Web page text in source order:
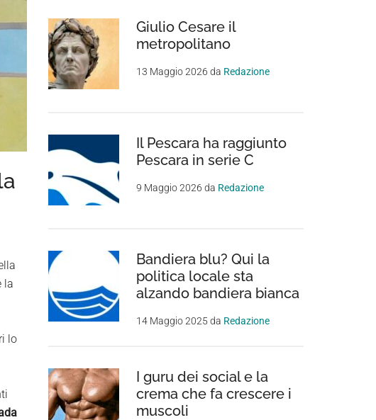
la
lo
Giulio Cesare il
metropolitano
13 Maggio 2026 da Redazione
Il Pescara ha raggiunto
Pescara in serie C
9 Maggio 2026 da Redazione
Bandiera blu? Qui la
politica locale sta
alzando bandiera bianca
14 Maggio 2025 da Redazione
I guru dei social e la
crema che fa crescere i
muscoli